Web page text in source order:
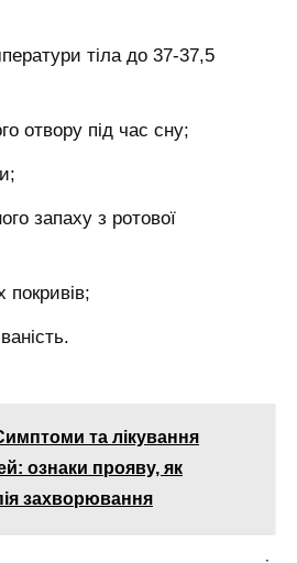
тіла до 37-37,5
отвору під час сну;
запаху з ротової
покривів;
та лікування
ознаки прояву, як
захворювання